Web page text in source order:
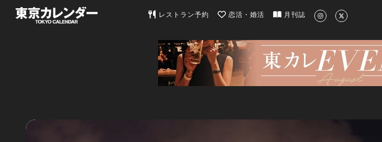
東京カレンダー | 最新のグルメ、洗練されたライフスタイル情報
レストラン予約 恋活・婚活 月刊誌